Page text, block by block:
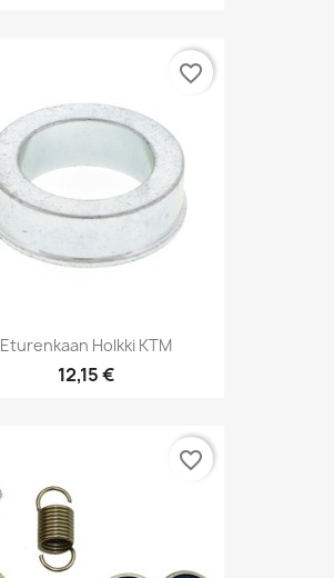
Eturenkaan Holkki KTM
12,15 €
favorite_border
favorite_border